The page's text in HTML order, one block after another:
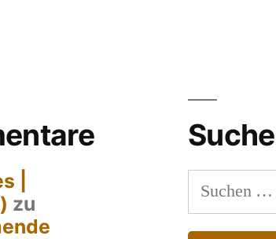
|
zu
Suche
Suchen
nach: